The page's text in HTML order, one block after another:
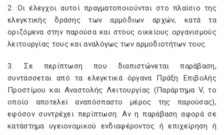
2. Οι έλεγχοι αυτοί πραγματοποιούνται στο πλαίσιο της
ελεγκτικής δράσης των αρμόδιων αρχών, κατά τα
οριζόμενα στην παρούσα και στους οικείους οργανισμούς
λειτουργίας τους και αναλόγως των αρμοδιοτήτων τους.
3. Σε περίπτωση που διαπιστώνεται παράβαση,
συντάσσεται από τα ελεγκτικά όργανα Πράξη Επιβολής
Προστίμου και Αναστολής Λειτουργίας (Παράρτημα V, το
οποίο αποτελεί αναπόσπαστο μέρος της παρούσας),
εφόσον συντρέχει περίπτωση. Αν η παράβαση αφορά σε
κατάστημα υγειονομικού ενδιαφέροντος ή επιχείρηση ή